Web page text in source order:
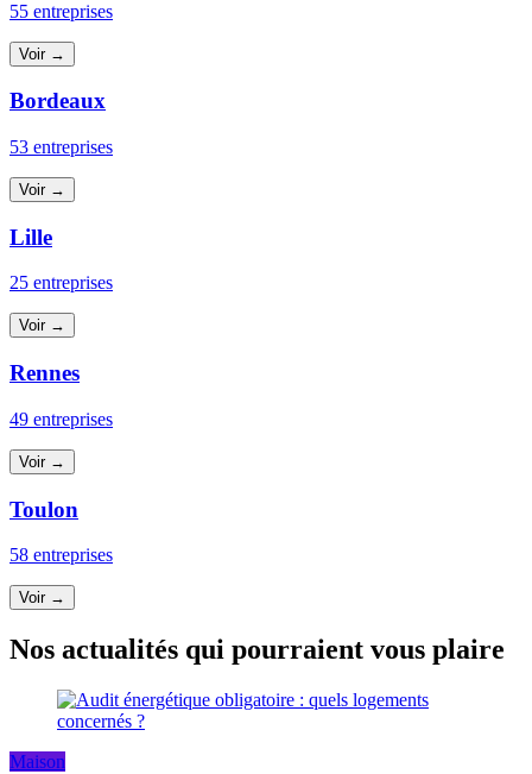
55 entreprises
Voir →
Bordeaux
53 entreprises
Voir →
Lille
25 entreprises
Voir →
Rennes
49 entreprises
Voir →
Toulon
58 entreprises
Voir →
Nos actualités qui pourraient vous plaire
Maison